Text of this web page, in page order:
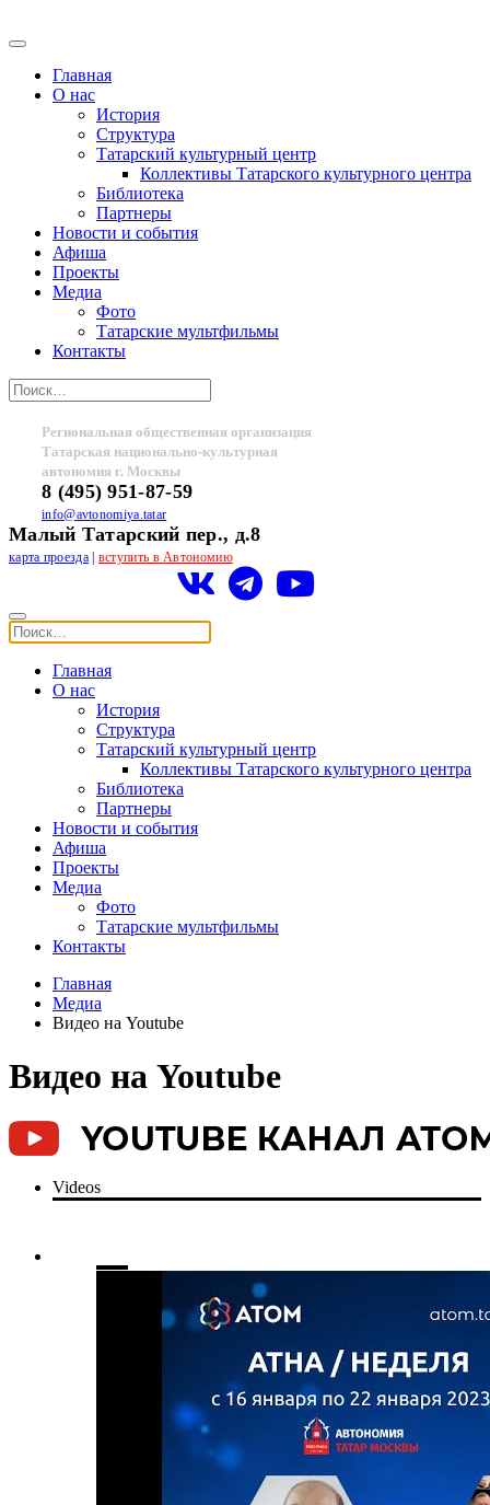
Главная
О нас
История
Структура
Татарский культурный центр
Коллективы Татарского культурного центра
Библиотека
Партнеры
Новости и события
Афиша
Проекты
Медиа
Фото
Татарские мультфильмы
Контакты
Региональная общественная организация
Татарская национально-культурная
автономия г. Москвы
8 (495) 951-87-59
info@avtonomiya.tatar
Малый Татарский пер., д.8
карта проезда| вступить в Автономию
Главная
О нас
История
Структура
Татарский культурный центр
Коллективы Татарского культурного центра
Библиотека
Партнеры
Новости и события
Афиша
Проекты
Медиа
Фото
Татарские мультфильмы
Контакты
Главная
Медиа
Видео на Youtube
Видео на Youtube
Videos